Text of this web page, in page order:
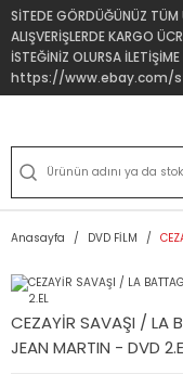
SİTEDE GÖRDÜĞÜNÜZ
ALIŞVERİŞLERDE KARGO
İSTEĞİNİZ OLURSA
https://www.ebay.com/
Anasayfa DVD FİLM
CEZAYİR SAVAŞI / LA
JEAN MARTIN - DVD